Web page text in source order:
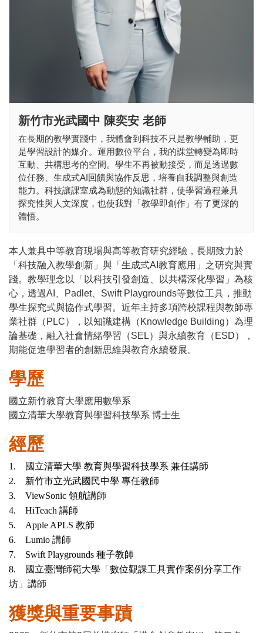
新竹市光武國中 陳奕安 老師
在長期的教學實踐中，我體會到科技不只是教學輔助，更
是學習設計的媒介。運用數位平台，我的課堂轉變為即時
互動、共構思考的空間。學生不再被動接受，而是透過數
位任務、生成式AI回饋與協作反思，培養自我調整與創造
能力。科技讓課室成為動態的知識社群，使學習過程兼具
探究性與人文深度，也使我對「教學即創作」有了更深的
體悟。
本人兼具中等教育現場與高等教育研究經驗，長期致力於
「科技融入教學創新」與「生成式AI教育應用」之研究與實
踐。教學理念以「以科技引發創造、以共構深化學習」為核
心，透過AI、Padlet、Swift Playgrounds等數位工具，推動
學生探究式與協作式學習。近年主持多項跨校課程與教師專
業社群（PLC），以知識建構（Knowledge Building）為理
論基礎，融入社會情緒學習（SEL）與永續教育（ESD），
期能促進學習者的創新思維與教育永續發展。
學歷
國立新竹教育大學應用數學系
國立清華大學教育與學習科技學系 博士生
經歷
1. 國立清華大學 教育與學習科技學系 兼任講師
2. 新竹市立光武國民中學 專任教師
3. ViewSonic 領航講師
4. HiTeach 講師
5. Apple APLS 教師
6. Lumio 講師
7. Swift Playgrounds 種子教師
8. 國立臺灣師範大學「數位觀課工具實作案例分享工作
坊」講師
獲獎與重要事蹟